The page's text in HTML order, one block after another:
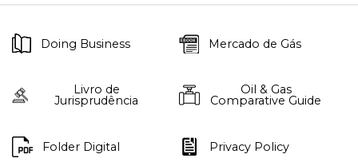
Doing Business Mercado de Gás
Livro de
Jurisprudência
Oil & Gas
Comparative Guide
Folder Digital Privacy Policy